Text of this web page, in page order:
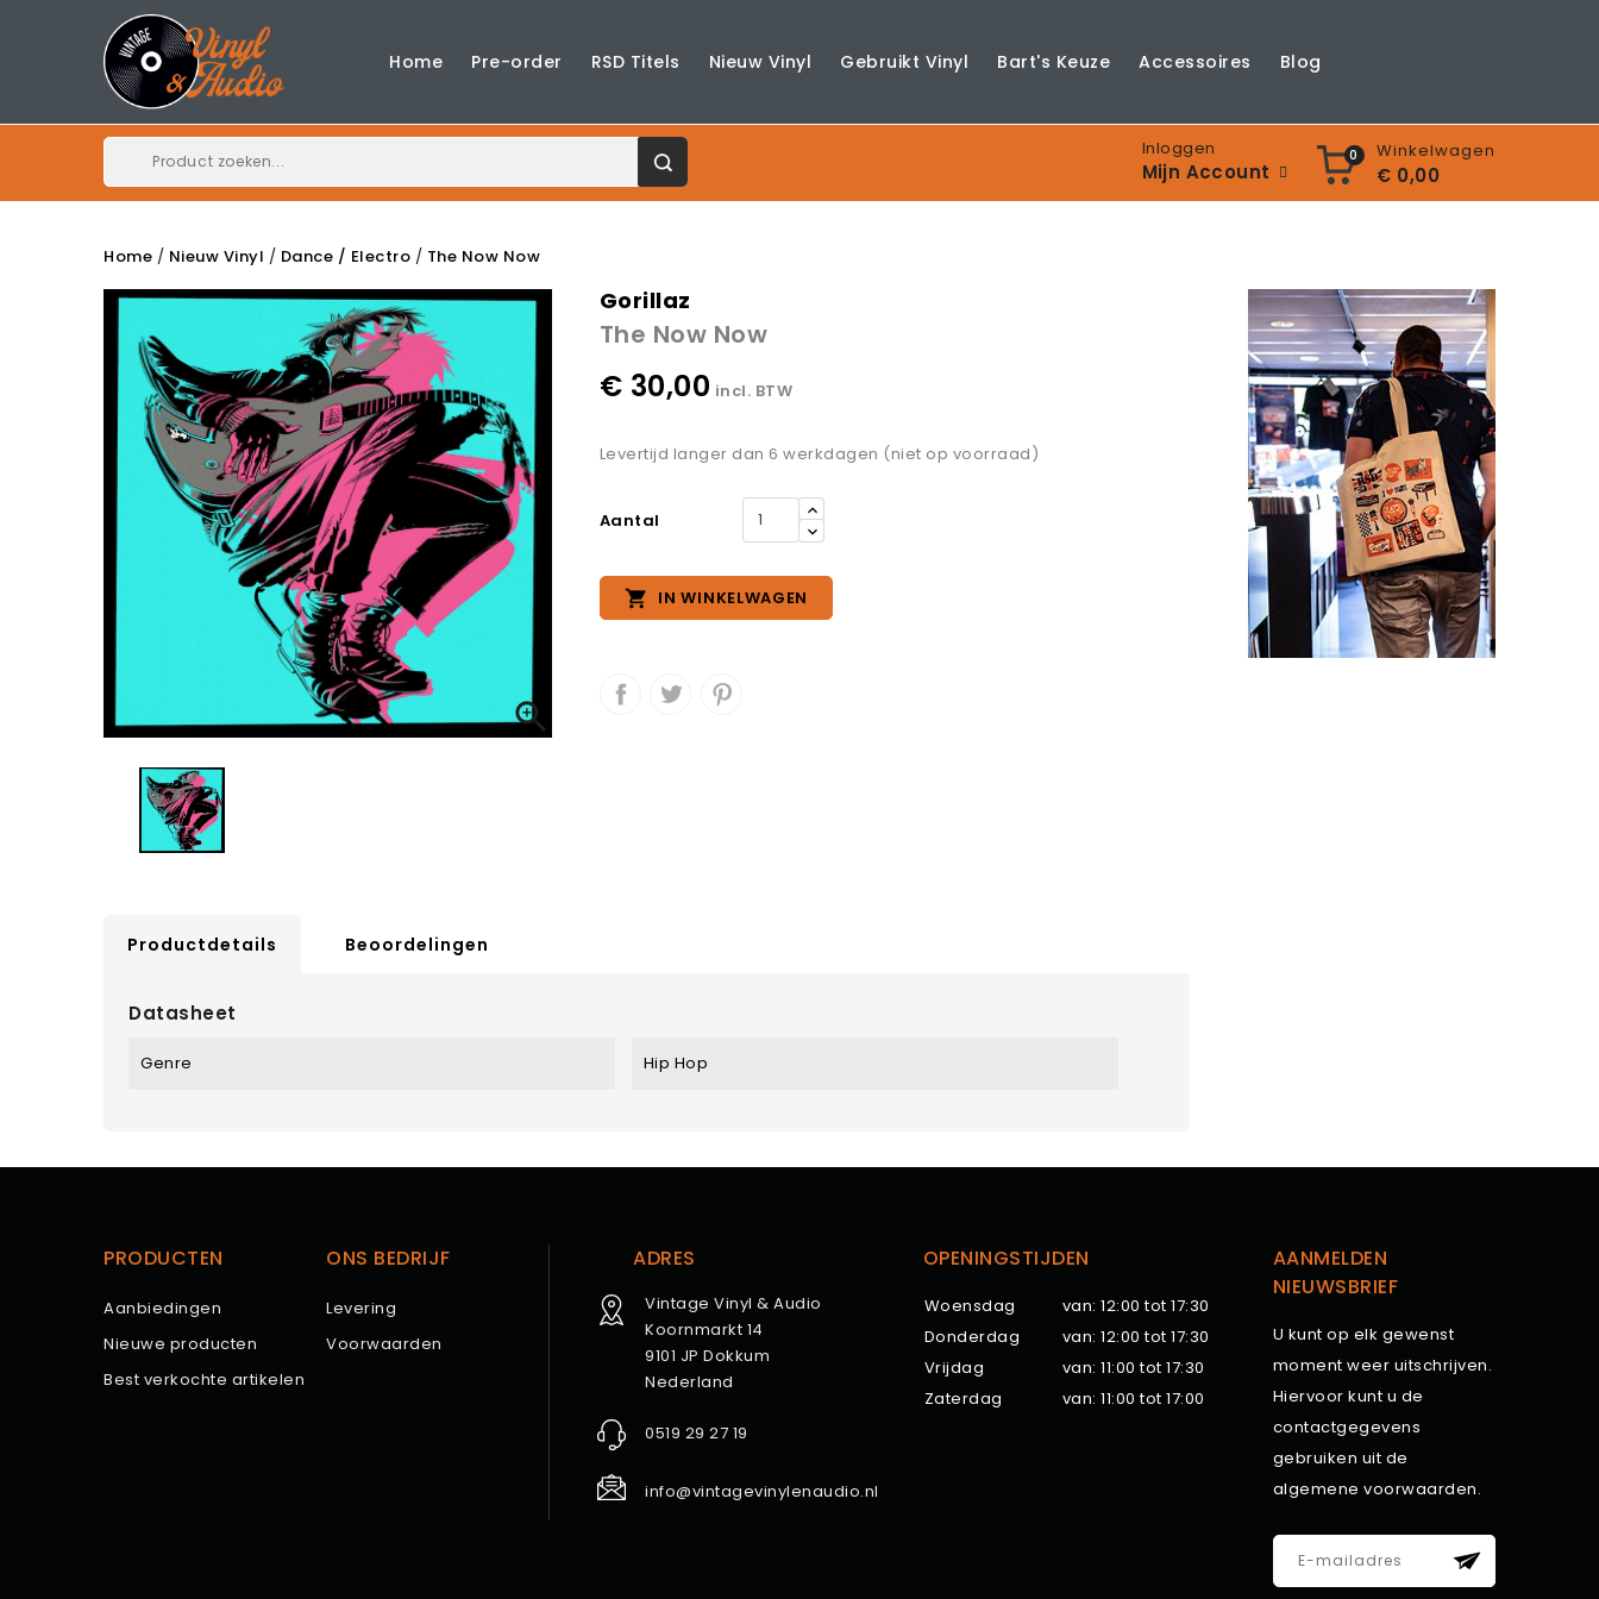
Home Pre-order RSD Titels Nieuw Vinyl Gebruikt Vinyl Bart's Keuze Accessoires Blog
0 Winkelwagen
€ 0,00
Inloggen
Mijn Account
Home Nieuw Vinyl Dance / Electro The Now Now

Gorillaz
The Now Now
€ 30,00 incl. BTW
Levertijd langer dan 6 werkdagen (niet op voorraad)
Aantal
 IN WINKELWAGEN
Productdetails Beoordelingen
Datasheet
Genre Hip Hop
PRODUCTEN
Aanbiedingen
Nieuwe producten
Best verkochte artikelen
ONS BEDRIJF
Levering
Voorwaarden
ADRES
Vintage Vinyl & Audio
Koornmarkt 14
9101 JP Dokkum
Nederland
0519 29 27 19
info@vintagevinylenaudio.nl
OPENINGSTIJDEN
Woensdag
van: 12:00 tot 17:30
Donderdag
van: 12:00 tot 17:30
Vrijdag
van: 11:00 tot 17:30
Zaterdag
van: 11:00 tot 17:00
AANMELDEN
NIEUWSBRIEF
U kunt op elk gewenst
moment weer uitschrijven.
Hiervoor kunt u de
contactgegevens
gebruiken uit de
algemene voorwaarden.